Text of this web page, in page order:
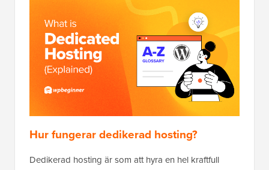
Hur fungerar dedikerad hosting?
Dedikerad hosting är som att hyra en hel kraftfull